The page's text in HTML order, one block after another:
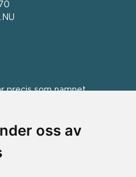
oss av
precis som namnet
Vi har idag en stor
med hög
alltid varit ett av
verksamhet.